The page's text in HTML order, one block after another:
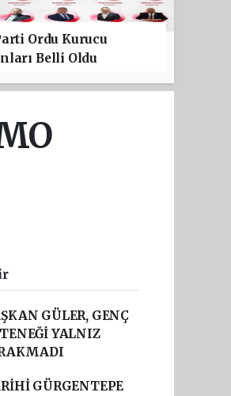
Ordu Kurucu
Belli Oldu
GÜLER, GENÇ
YALNIZ
GÜRGENTEPE